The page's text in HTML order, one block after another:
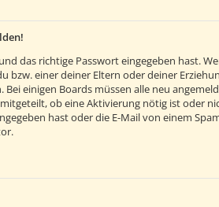
das richtige Passwort eingegeben hast.
bzw. einer deiner Eltern oder deiner
einigen Boards müssen alle neu
ob eine Aktivierung nötig ist oder
hast oder die E-Mail von einem